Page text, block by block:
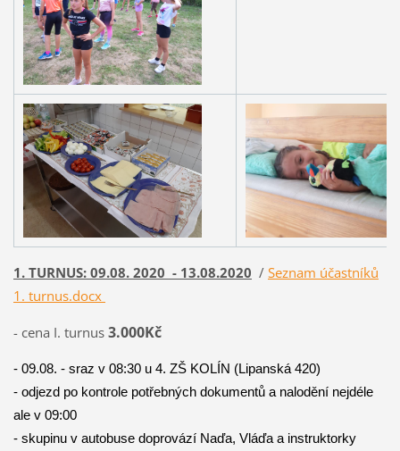
1. TURNUS: 09.08. 2020 - 13.08.2020 / Seznam účastníků
1. turnus.docx
- cena I. turnus 3.000Kč
- 09.08. - sraz v 08:30 u 4. ZŠ KOLÍN (Lipanská 420)
- odjezd po kontrole potřebných dokumentů a nalodění nejdéle
ale v 09:00
- skupinu v autobuse doprovází Naďa, Vláďa a instruktorky